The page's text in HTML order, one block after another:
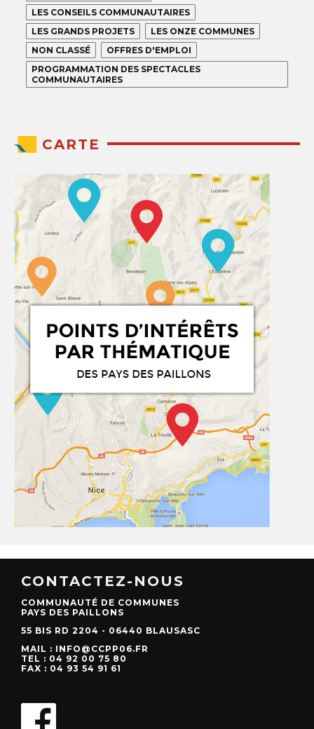
LES CONSEILS COMMUNAUTAIRES
LES GRANDS PROJETS
LES ONZE COMMUNES
NON CLASSÉ
OFFRES D'EMPLOI
PROGRAMMATION DES SPECTACLES
COMMUNAUTAIRES
CARTE
CONTACTEZ-NOUS
COMMUNAUTÉ DE COMMUNES
PAYS DES PAILLONS
55 BIS RD 2204 - 06440 BLAUSASC
MAIL : INFO@CCPP06.FR
TEL : 04 92 00 75 80
FAX : 04 93 54 91 61